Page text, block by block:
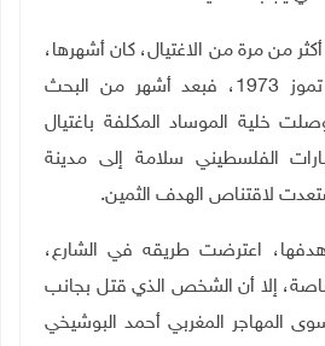
من مرة من الاغتيال، كان أشهرها،
المحاولة الفاشلة في تموز 1973، فبعد أشهر من البحث
خلية الموساد المكلفة باغتيال
الفلسطيني سلامة إلى مدينة
لاقتناص الهدف الثمين.
اعترضت طريقه في الشارع،
لجسده 14 رصاصة، إلا أن الشخص الذي قتل بجانب
المهاجر المغربي أحمد البوشيخي